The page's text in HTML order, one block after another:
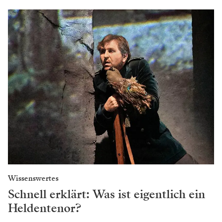
Wissenswertes
Schnell erklärt: Was ist eigentlich ein
Heldentenor?